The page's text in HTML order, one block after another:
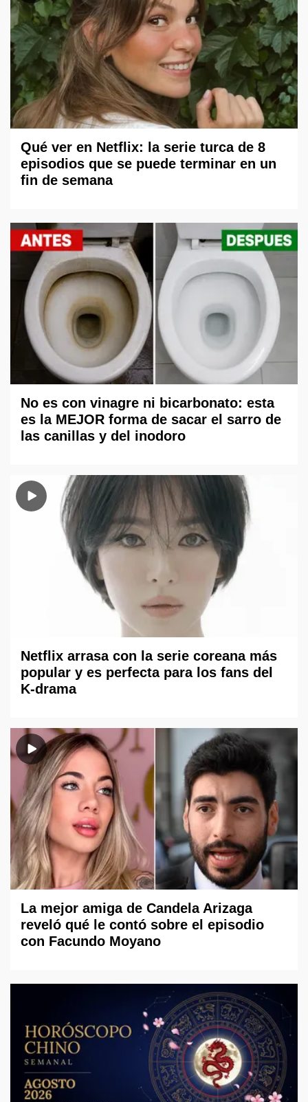
Qué ver en Netflix: la serie turca de 8
episodios que se puede terminar en un
fin de semana
No es con vinagre ni bicarbonato: esta
es la MEJOR forma de sacar el sarro de
las canillas y del inodoro
Netflix arrasa con la serie coreana más
popular y es perfecta para los fans del
K-drama
La mejor amiga de Candela Arizaga
reveló qué le contó sobre el episodio
con Facundo Moyano